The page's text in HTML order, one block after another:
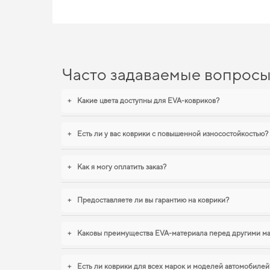
Часто задаваемые вопросы
+ Какие цвета доступны для EVA-ковриков?
+ Есть ли у вас коврики с повышенной износостойкостью?
+ Как я могу оплатить заказ?
+ Предоставляете ли вы гарантию на коврики?
+ Каковы преимущества EVA-материала перед другими
+ Есть ли коврики для всех марок и моделей